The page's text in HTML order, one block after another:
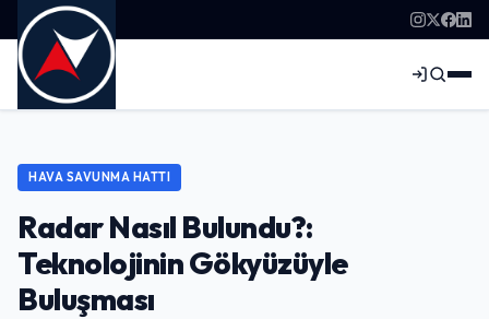
HAVA SAVUNMA HATTI
Radar Nasıl Bulundu?:
Teknolojinin Gökyüzüyle
Buluşması